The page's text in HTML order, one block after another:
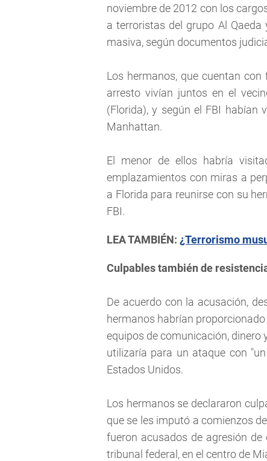
noviembre de 2012 con los
a terroristas del grupo Al
masiva, según documentos
Los hermanos, que cuentan
arresto vivían juntos en el
(Florida), y según el FBI habían
Manhattan.
El menor de ellos habría
emplazamientos con miras a
a Florida para reunirse con su
FBI.
LEA TAMBIÉN: ¿Terrorismo
Culpables también de
De acuerdo con la acusación,
hermanos habrían
equipos de comunicación, dinero
utilizaría para un ataque con
Estados Unidos.
Los hermanos se declararon
que se les imputó a comienzos
fueron acusados de agresión
tribunal federal, en el centro de